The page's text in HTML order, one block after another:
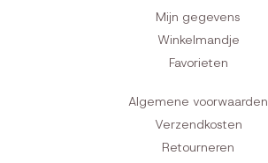
Mijn gegevens
Winkelmandje
Favorieten
Algemene voorwaarden
Verzendkosten
Retourneren